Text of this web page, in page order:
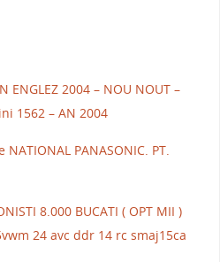
ENGLEZ 2004 – NOU NOUT –
1562 – AN 2004
PANASONIC. PT.
8.000 BUCATI ( OPT MII )
24 avc ddr 14 rc smaj15ca